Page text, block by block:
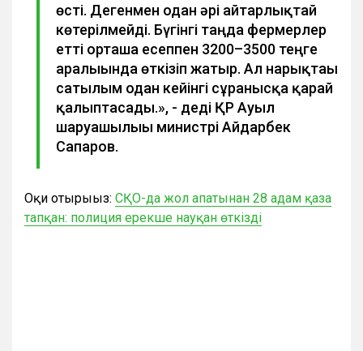
өсті. Дегенмен одан әрі айтарлықтай
көтерілмейді. Бүгінгі таңда фермерлер
етті орташа есеппен 3200–3500 теңге
аралығында өткізіп жатыр. Ал нарықтағы
сатылым одан кейінгі сұранысқа қарай
қалыптасады.», - деді ҚР Ауыл
шаруашылығы министрі Айдарбек
Сапаров.
Оқи отырыңыз: СҚО-да жол апатынан 28 адам қаза
тапқан: полиция ерекше науқан өткізді